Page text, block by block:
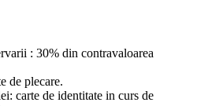
: 30% din contravaloarea
de plecare.
carte de identitate in curs de